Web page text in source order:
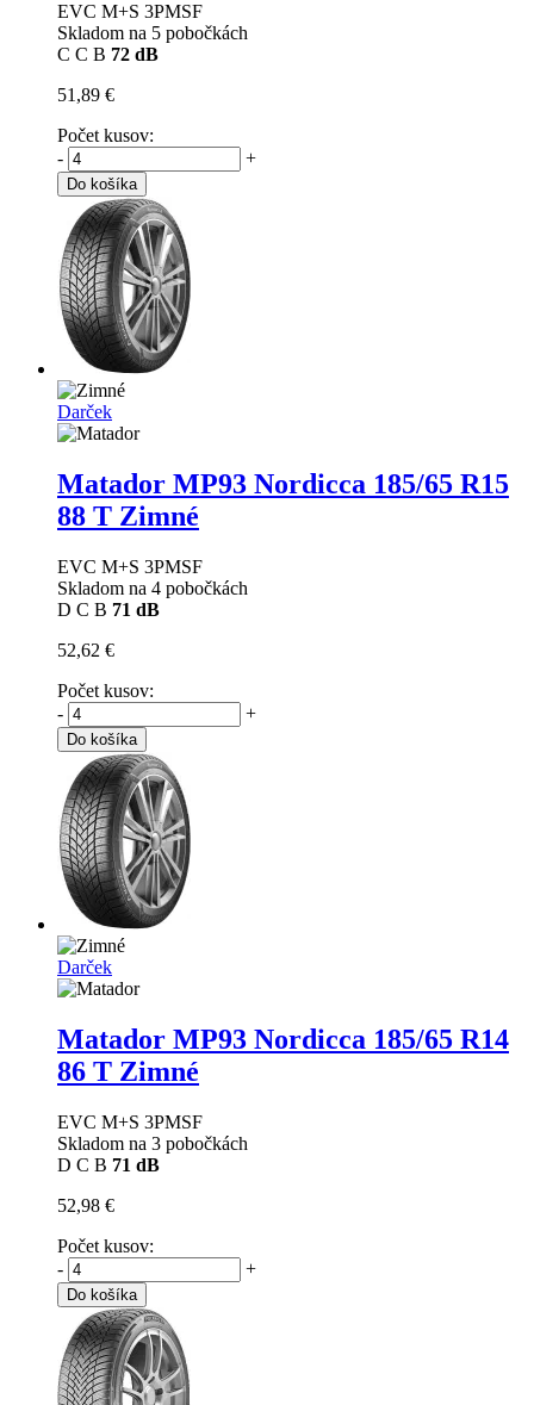
EVC M+S 3PMSF
Skladom na 5 pobočkách
C C B 72 dB
51,89 €
Počet kusov:
-
+
Do košíka
Darček
Matador MP93 Nordicca 185/65 R15
88 T Zimné
EVC M+S 3PMSF
Skladom na 4 pobočkách
D C B 71 dB
52,62 €
Počet kusov:
-
+
Do košíka
Darček
Matador MP93 Nordicca 185/65 R14
86 T Zimné
EVC M+S 3PMSF
Skladom na 3 pobočkách
D C B 71 dB
52,98 €
Počet kusov:
-
+
Do košíka